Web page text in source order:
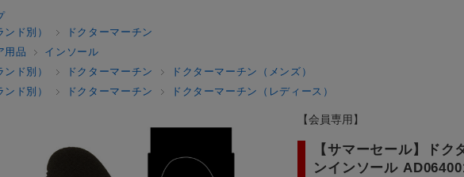
ド別）
ドクターマーチン
用品
インソール
ド別）
ドクターマーチン
ドクターマーチン（メンズ）
ド別）
ドクターマーチン ドクターマーチン（レディース）
【会員専用】
【サマーセール】ド
ンインソール